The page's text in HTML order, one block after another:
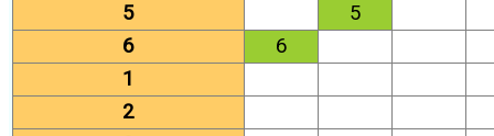
5
5
6
6
1
2